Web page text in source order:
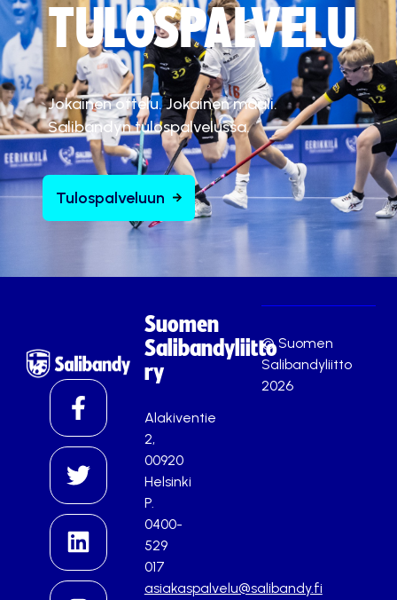
TULOSPALVELU
Jokainen ottelu. Jokainen maali.
Salibandyn tulospalvelussa.
Tulospalveluun
Suomen
Salibandyliitto
ry
Alakiventie
2,
00920
Helsinki
P.
0400-
529
017
asiakaspalvelu@salibandy.fi
© Suomen
Salibandyliitto
2026